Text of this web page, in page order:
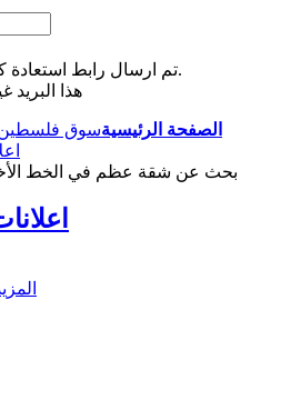
تم ارسال رابط استعادة كلمة المرور الى بريدك بنجاح.
هذا
الصفحة الرئيسية
بحث عن شقة عظم في الخط